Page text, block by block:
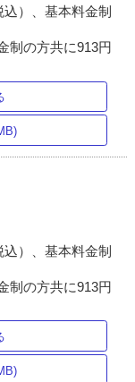
）、基本料金制
制の方共に913円
）、基本料金制
制の方共に913円